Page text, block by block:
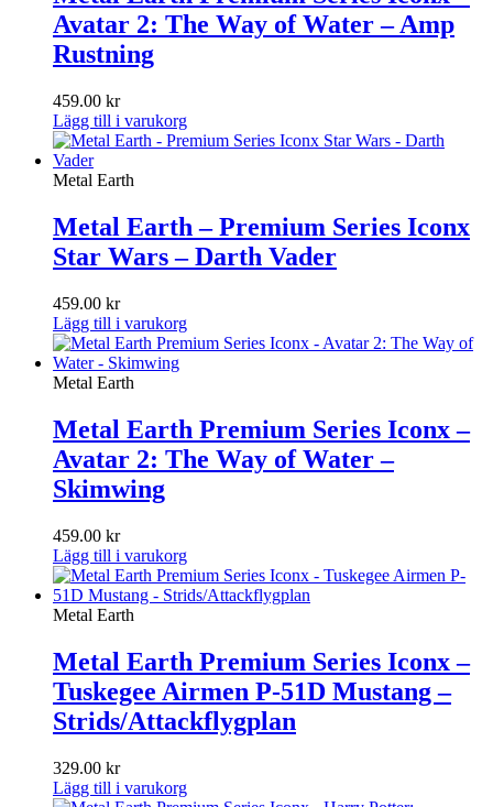
Avatar 2: The Way of Water – Amp
Rustning
459.00 kr
Lägg till i varukorg
Metal Earth
Metal Earth – Premium Series Iconx
Star Wars – Darth Vader
459.00 kr
Lägg till i varukorg
Metal Earth
Metal Earth Premium Series Iconx –
Avatar 2: The Way of Water –
Skimwing
459.00 kr
Lägg till i varukorg
Metal Earth
Metal Earth Premium Series Iconx –
Tuskegee Airmen P-51D Mustang –
Strids/Attackflygplan
329.00 kr
Lägg till i varukorg